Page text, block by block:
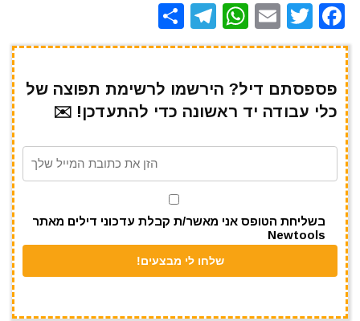
F
a
e
b
o
T
w
te
r
E
m
l
W
h
s
A
p
T
el
gr
a
m
h
e
פספסתם דיל? הירשמו לרשימת תפוצה של
כלי עבודה יד ראשונה כדי להתעדכן! ✉️
בשליחת הטופס אני מאשר/ת קבלת עדכוני דילים מאתר
Newtools